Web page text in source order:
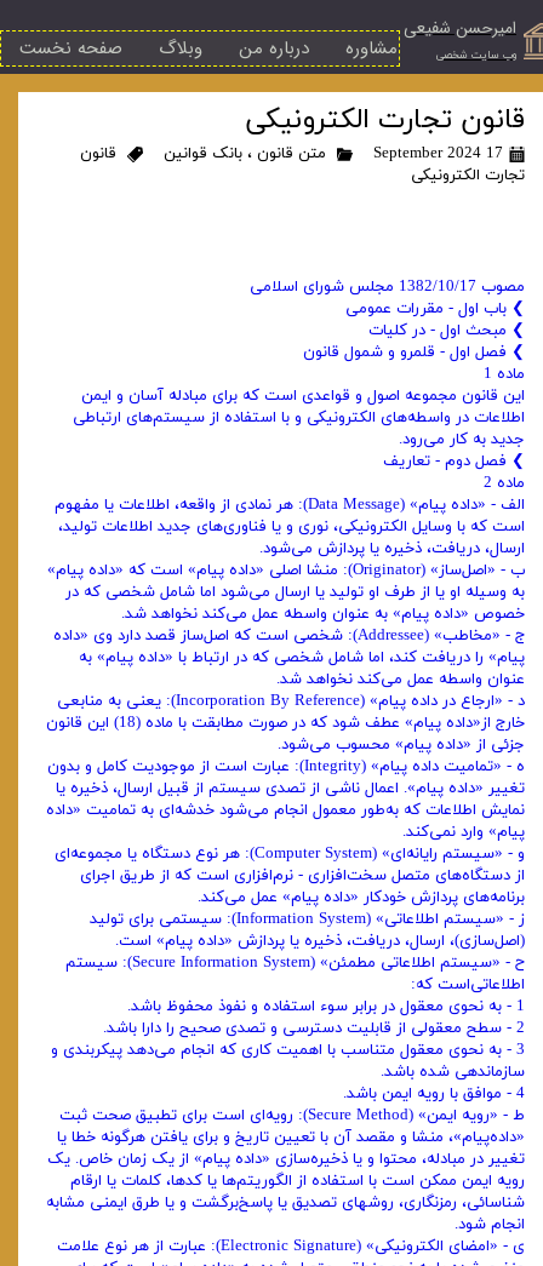
صفحه نخست وبلاگ درباره من مشاوره
امیرحسن شفیعی
​وب سایت شخصی
قانون تجارت الکترونیکی
17 September 2024 متن قانون ، بانک قوانین
قانون
تجارت الکترونیکی
مصوب 1382/10/17 مجلس شورای اسلامی
❯ باب اول - مقررات عمومی
❯ مبحث اول - در کلیات
❯ فصل اول - قلمرو و شمول قانون
ماده 1
این قانون مجموعه اصول و قواعدی است که برای مبادله آسان و ایمن
اطلاعات در واسطه‌های الکترونیکی و با استفاده از سیستم‌های ارتباطی
جدید به کار می‌رود.
❯ فصل دوم - تعاریف
ماده 2
الف - «‌داده پیام» (Data Message): هر نمادی از واقعه، اطلاعات یا مفهوم
است که با وسایل الکترونیکی، نوری و یا فناوری‌های جدید اطلاعات تولید،
ارسال، دریافت،‌ ذخیره یا پردازش می‌شود.
ب - «‌اصل‌ساز» (Originator): منشا اصلی «‌داده پیام» است که «‌داده پیام»
به ‌وسیله او یا از طرف او تولید یا ارسال می‌شود اما شامل شخصی که در
خصوص «داده پیام»‌ به عنوان واسطه عمل می‌کند نخواهد شد.
ج - «‌مخاطب» (Addressee): شخصی است که اصل‌ساز قصد دارد وی «‌داده
پیام» را دریافت کند، اما شامل شخصی که در ارتباط با «‌داده پیام» به
عنوان واسطه عمل می‌کند‌ نخواهد شد.
‌د - «‌ارجاع در داده پیام» (Incorporation By Reference): یعنی به منابعی
خارج از«‌داده پیام» عطف شود که در صورت مطابقت با ماده (18) این قانون
جزئی از «‌داده پیام»‌ محسوب می‌شود.
ه - «‌تمامیت داده پیام» (Integrity): عبارت است از موجودیت کامل و بدون
تغییر «‌داده پیام». اعمال ناشی از تصدی سیستم از قبیل ارسال، ذخیره یا
نمایش اطلاعات که به‌طور معمول انجام می‌شود خدشه‌ای به تمامیت «‌داده
پیام» وارد نمی‌کند.
و - «‌سیستم رایانه‌ای» (Computer System): هر نوع دستگاه یا مجموعه‌ای
از‌ دستگاه‌های متصل سخت‌افزاری - نرم‌افزاری است که از طریق اجرای
برنامه‌های پردازش‌ خودکار «‌داده پیام» عمل می‌کند.
ز - «‌سیستم اطلاعاتی» (Information System): سیستمی برای تولید
(‌اصل‌سازی)،‌ ارسال، دریافت، ذخیره یا پردازش «‌داده پیام» است.
ح - «‌سیستم اطلاعاتی مطمئن» (Secure Information System): سیستم
اطلاعاتی‌است که:
1 - به نحوی معقول در برابر سوء استفاده و نفوذ محفوظ باشد.
2 - سطح معقولی از قابلیت دسترسی و تصدی صحیح را دارا باشد.
3 - به نحوی معقول متناسب با اهمیت کاری که انجام می‌دهد پیکربندی و‌
سازماندهی شده باشد.
4 - موافق با رویه ایمن باشد.
ط - «‌رویه ایمن» (Secure Method): رویه‌ای است برای تطبیق صحت ثبت
«داده‌پیام»، منشا و مقصد آن با تعیین تاریخ و برای یافتن هرگونه خطا یا
تغییر در مبادله، محتوا و‌ یا ذخیره‌سازی «‌داده پیام» از یک زمان خاص. یک
رویه ایمن ممکن است با استفاده از‌ الگوریتم‌ها یا کدها، کلمات یا ارقام
شناسائی، رمزنگاری، روشهای تصدیق یا پاسخ‌برگشت و یا طرق ایمنی مشابه
انجام شود.
ی - «‌امضای الکترونیکی» (Electronic Signature): عبارت از هر نوع علامت